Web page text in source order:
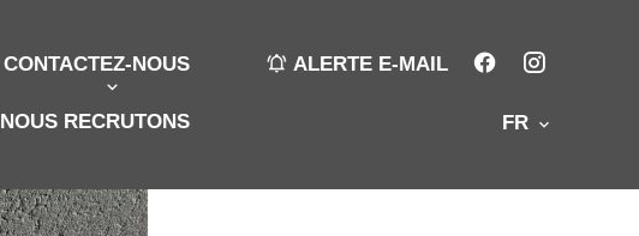
ALERTE E-MAIL
FR
CONTACTEZ-NOUS
NOUS RECRUTONS